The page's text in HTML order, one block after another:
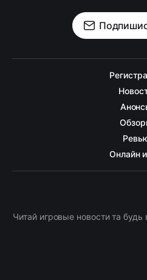
Онлайн
Читай игровые новости та